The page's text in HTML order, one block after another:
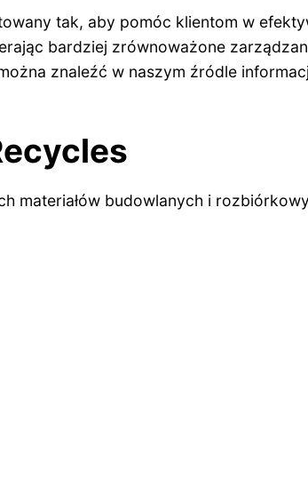
tak, aby pomóc klientom w
bardziej zrównoważone
znaleźć w naszym źródle
materiałów budowlanych i